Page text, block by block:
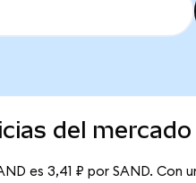
del mercado
es 3,41 ₽ por SAND. Con